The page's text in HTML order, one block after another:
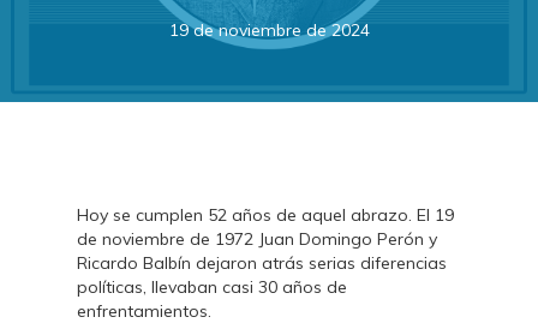
19 de noviembre de 2024
Hoy se cumplen 52 años de aquel abrazo. El 19
de noviembre de 1972 Juan Domingo Perón y
Ricardo Balbín dejaron atrás serias diferencias
políticas, llevaban casi 30 años de
enfrentamientos.